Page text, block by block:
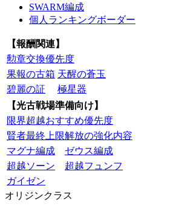
SWARM編成
個人ランキングボーダー
【報酬関連】
勲章交換優先度
果報の古箱 天醒の蒼玉
碧麗の証
極星器
【光古戦場準備向け】
限界超越おすすめ優先度
賢者最終上限解放の強化内容
マグナ編成
ゼウス編成
超越ソーン
超越フュンフ
ガイゼン
オリジンクラス